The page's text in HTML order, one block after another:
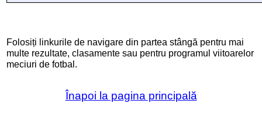
Folosiți linkurile de navigare din partea stângă pentru mai
multe rezultate, clasamente sau pentru programul viitoarelor
meciuri de fotbal.
Înapoi la pagina principală